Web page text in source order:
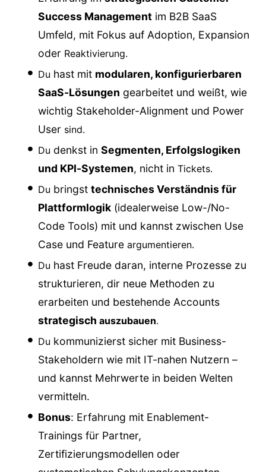
Success Management im B2B SaaS
Umfeld, mit Fokus auf Adoption, Expansion
oder Reaktivierung.
Du hast mit modularen, konfigurierbaren
SaaS-Lösungen gearbeitet und weißt, wie
wichtig Stakeholder-Alignment und Power
User sind.
Du denkst in Segmenten, Erfolgslogiken
und KPI-Systemen, nicht in Tickets.
Du bringst technisches Verständnis für
Plattformlogik (idealerweise Low-/No-
Code Tools) mit und kannst zwischen Use
Case und Feature argumentieren.
Du hast Freude daran, interne Prozesse zu
strukturieren, dir neue Methoden zu
erarbeiten und bestehende Accounts
strategisch auszubauen.
Du kommunizierst sicher mit Business-
Stakeholdern wie mit IT-nahen Nutzern –
und kannst Mehrwerte in beiden Welten
vermitteln.
Bonus: Erfahrung mit Enablement-
Trainings für Partner,
Zertifizierungsmodellen oder